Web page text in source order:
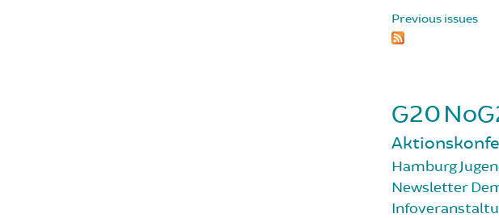
Previous issues
G20
Hamburg
Newsletter